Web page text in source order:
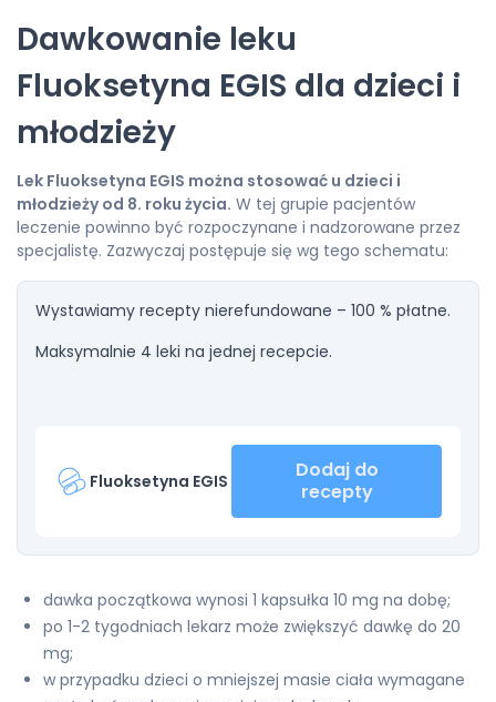
Dawkowanie leku
Fluoksetyna EGIS dla dzieci i
młodzieży
Lek Fluoksetyna EGIS można stosować u dzieci i
młodzieży od 8. roku życia. W tej grupie pacjentów
leczenie powinno być rozpoczynane i nadzorowane przez
specjalistę. Zazwyczaj postępuje się wg tego schematu:
Wystawiamy recepty nierefundowane – 100 % płatne.
Maksymalnie 4 leki na jednej recepcie.
Fluoksetyna EGIS
Dodaj do
recepty
dawka początkowa wynosi 1 kapsułka 10 mg na dobę;
po 1-2 tygodniach lekarz może zwiększyć dawkę do 20
mg;
w przypadku dzieci o mniejszej masie ciała wymagane